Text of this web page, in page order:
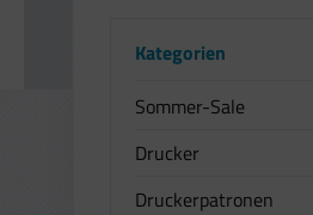
Kategorien
Sommer-Sale
Drucker
Druckerpatronen